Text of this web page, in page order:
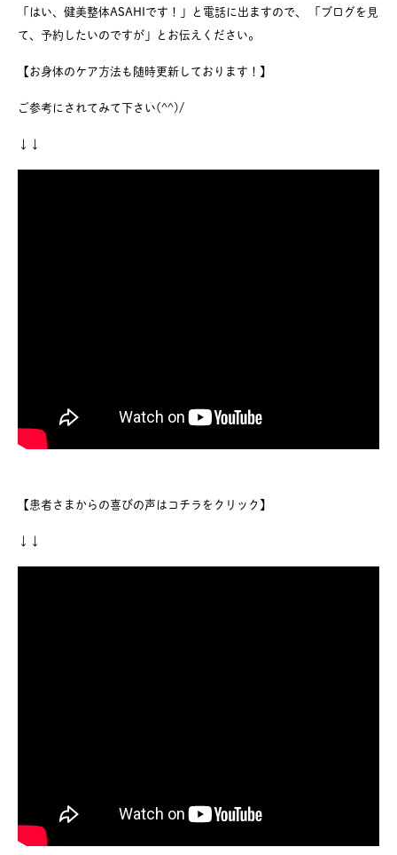
「はい、健美整体ASAHIです！」と電話に出ますので、 「ブログを見
て、予約したいのですが」とお伝えください。
【お身体のケア方法も随時更新しております！】
ご参考にされてみて下さい(^^)/
↓↓
【患者さまからの喜びの声はコチラをクリック】
↓↓